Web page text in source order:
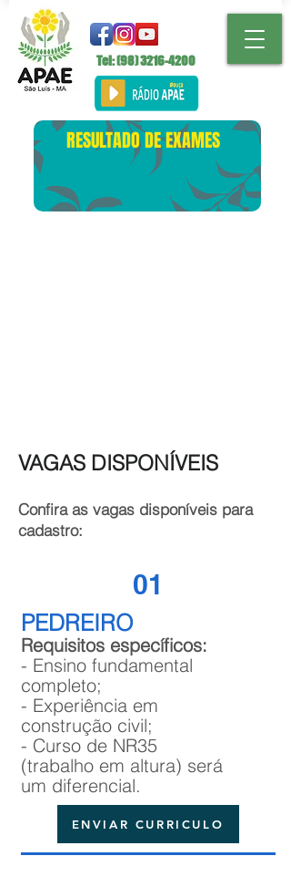
Tel: (98)3216-4200
RESULTADO DE EXAMES
VAGAS DISPONÍVEIS
Confira as vagas disponíveis para
cadastro:
01
PEDREIRO
Requisitos específicos:
- Ensino fundamental
completo;
- Experiência em
construção civil;
- Curso de NR35
(trabalho em altura) será
um diferencial.
ENVIAR CURRICULO